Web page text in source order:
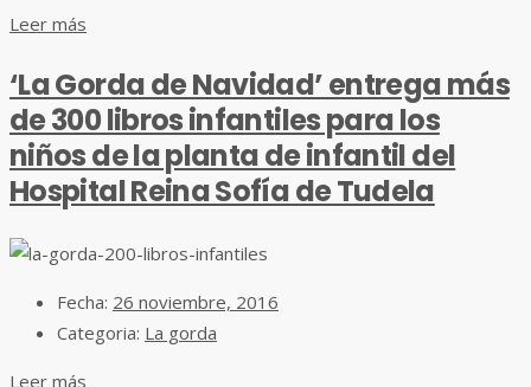
Leer más
‘La Gorda de Navidad’ entrega más
de 300 libros infantiles para los
niños de la planta de infantil del
Hospital Reina Sofía de Tudela
Fecha: 26 noviembre, 2016
Categoria: La gorda
Leer más